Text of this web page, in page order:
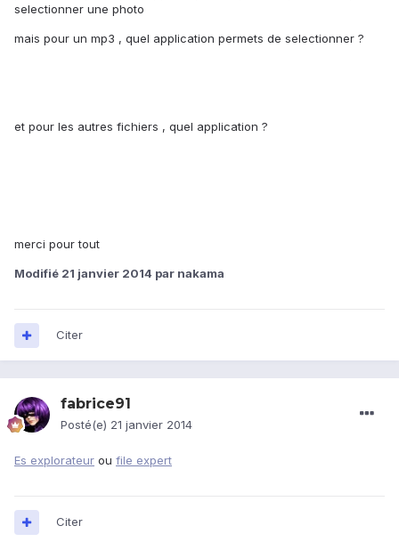
selectionner une photo
mais pour un mp3 , quel application permets de selectionner ?
et pour les autres fichiers , quel application ?
merci pour tout
Modifié 21 janvier 2014 par nakama
Citer
fabrice91
Posté(e) 21 janvier 2014
Es explorateur ou file expert
Citer